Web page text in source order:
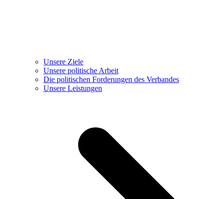
Unsere Ziele
Unsere politische Arbeit
Die politischen Forderungen des Verbandes
Unsere Leistungen